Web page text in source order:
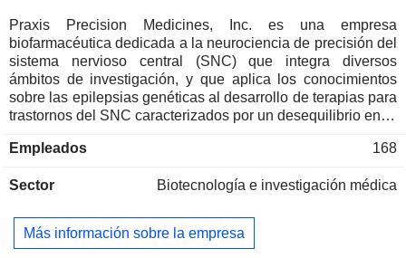
Praxis Precision Medicines, Inc. es una empresa
biofarmacéutica dedicada a la neurociencia de precisión del
sistema nervioso central (SNC) que integra diversos
ámbitos de investigación, y que aplica los conocimientos
sobre las epilepsias genéticas al desarrollo de terapias para
trastornos del SNC caracterizados por un desequilibrio entre
conocimientos genéticos al descubrimiento y desarrollo de
plataformas. Su plataforma incluye Cerebrum, una
conocimiento de la excitabilidad neuronal y las redes
neuronales y aplica una serie de herramientas
Empleados 168
Sector Biotecnología e investigación médica
Más información sobre la empresa